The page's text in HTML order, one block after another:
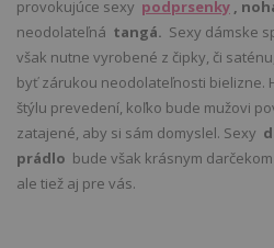
provokujúce sexy podprsenky ,
neodolateľná tangá. Sexy dámske
však nutne vyrobené z čipky, či
byť zárukou neodolateľnosti bielizne.
štýlu prevedení, koľko bude mužovi
zatajené, aby si sám domyslel. Sexy
prádlo bude však krásnym
ale tiež aj pre vás.